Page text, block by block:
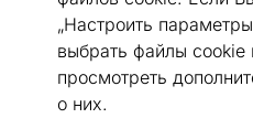
„Настроить
выбрать файлы cookie
просмотреть
о них.
Перейти
Размеры